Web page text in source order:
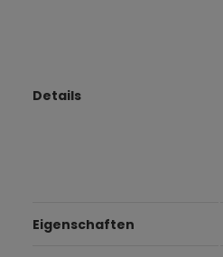
Details
Eigenschaften